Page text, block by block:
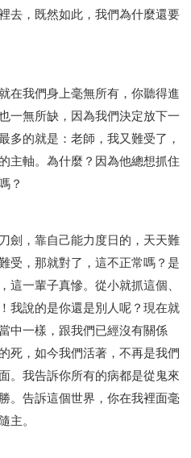
去，既然如此，我們為什麼還要
在我們身上毫無所有，你聽得進
一無所缺，因為我們決定放下一
多的就是：老師，我又難受了，
主軸。為什麼？因為他總想抓住
？
劍，靠自己能力度日的，天天難
受，那就對了，這不正常嗎？是
這一輩子真慘。從小就抓這個、
我說的是你還是別人呢？現在就
中一樣，跟我們已經沒有關係
死，如今我們活著，不再是我們
。我告訴你所有的病都是從鬼來
。告訴這個世界，你在我裡面毫
主。